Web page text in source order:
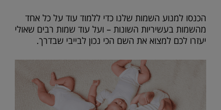
הכנסו למנוע השמות שלנו כדי ללמוד עוד על כל אחד
מהשמות בעשיריות השונות – ועל עוד שמות רבים שאולי
יעזרו לכם למצוא את השם הכי נכון לבייבי שבדרך.